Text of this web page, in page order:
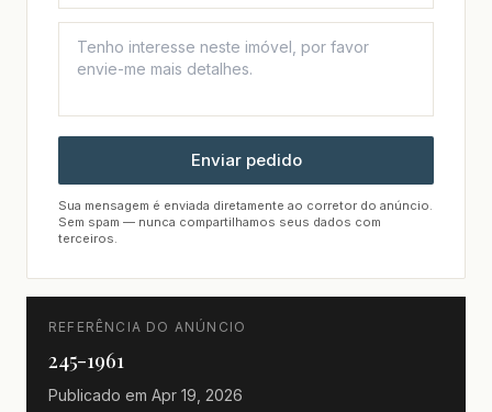
Enviar pedido
Sua mensagem é enviada diretamente ao corretor do anúncio.
Sem spam — nunca compartilhamos seus dados com
terceiros.
REFERÊNCIA DO ANÚNCIO
245-1961
Publicado em Apr 19, 2026